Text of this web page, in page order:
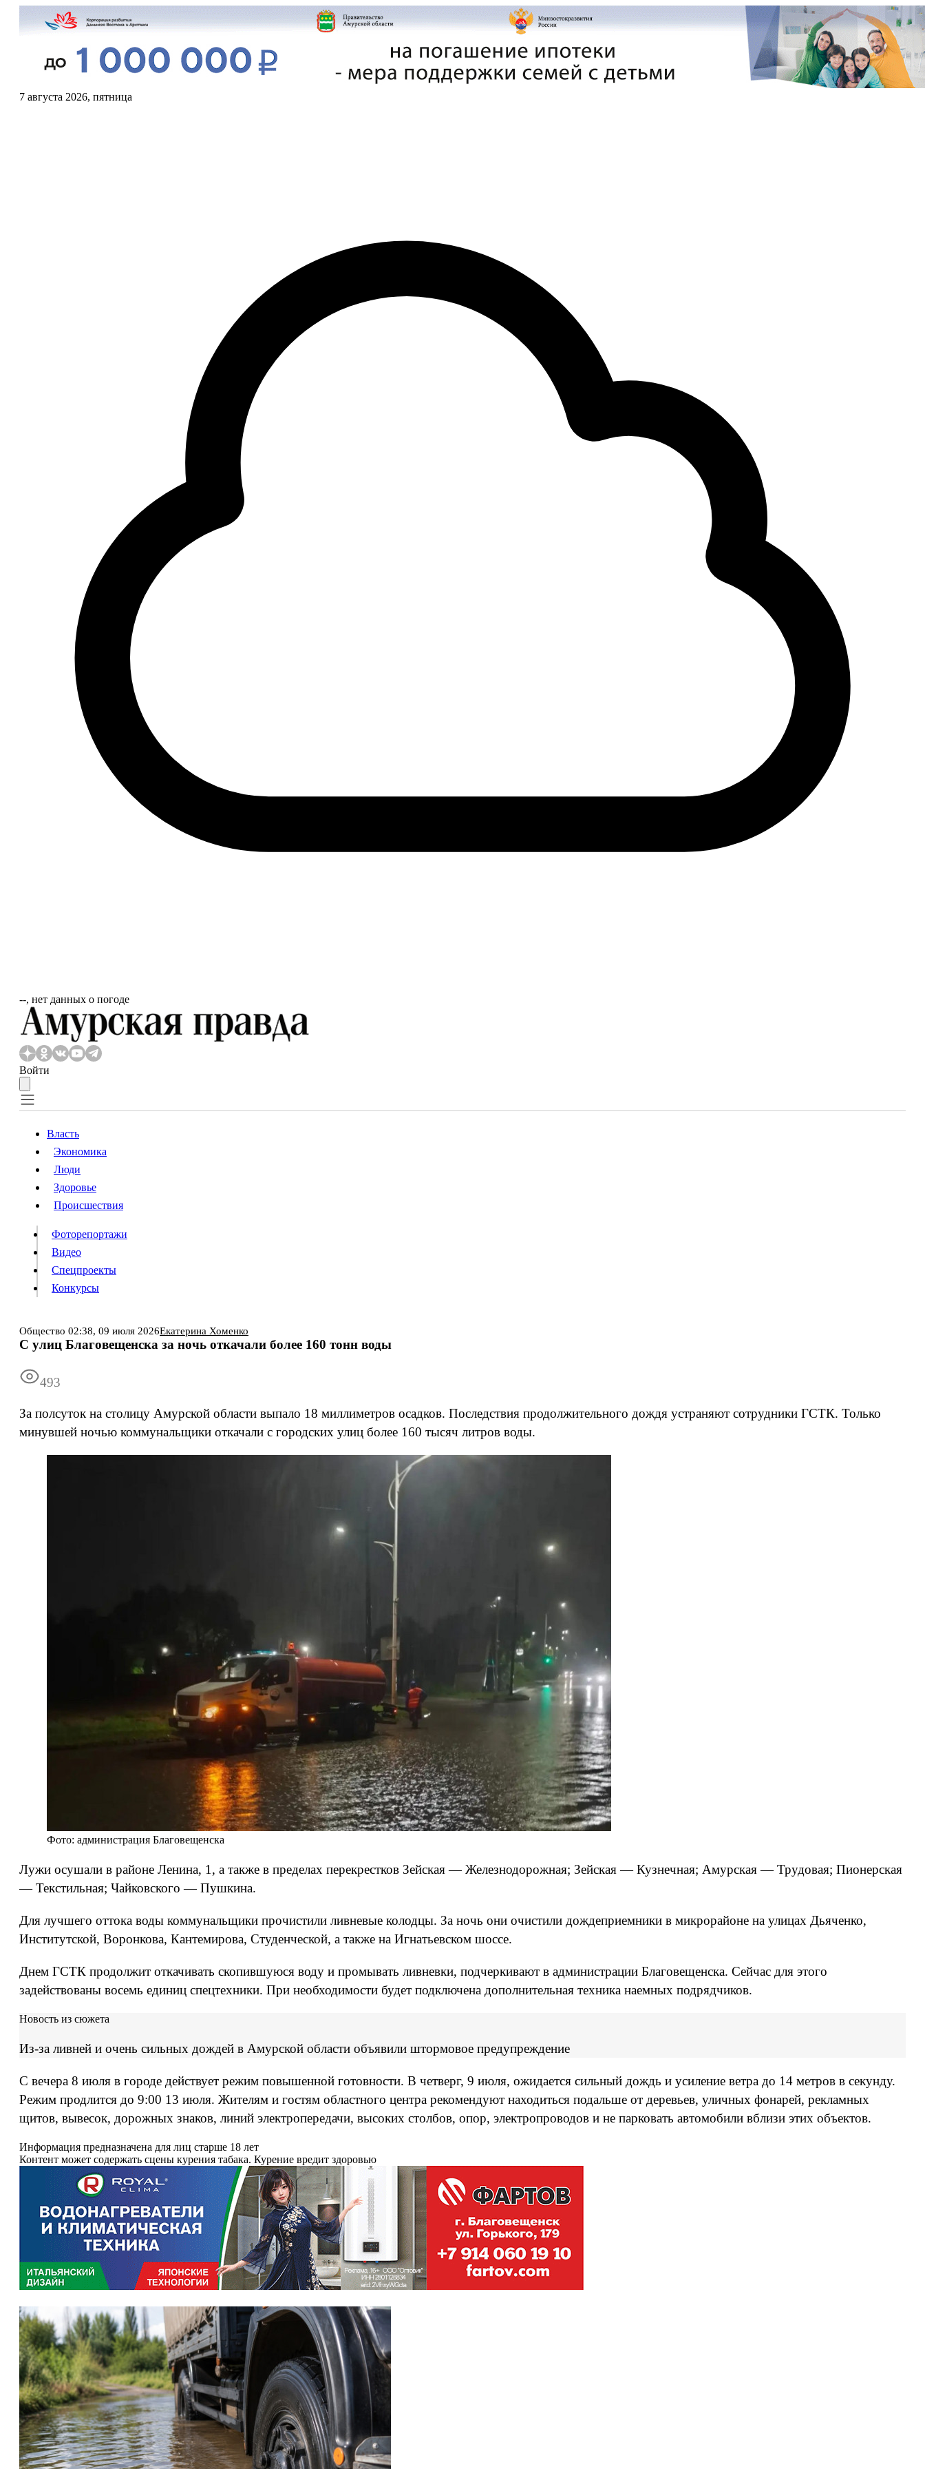
7 августа 2026, пятница
‐‐, нет данных о погоде
Войти
Власть
Происшествия
Видео
Конкурсы
Информация
Власть
Экономика
Люди
Здоровье
Происшествия
Фоторепортажи
Видео
Спецпроекты
Конкурсы
Общество 02:38, 09 июля 2026Екатерина Хоменко
С улиц Благовещенска за ночь откачали более 160 тонн воды
493
За полсуток на столицу Амурской области выпало 18 миллиметров осадков. Последствия продолжительного дождя устраняют сотрудники ГСТК. Только
минувшей ночью коммунальщики откачали с городских улиц более 160 тысяч литров воды.
Фото: администрация Благовещенска
Лужи осушали в районе Ленина, 1, а также в пределах перекрестков Зейская — Железнодорожная; Зейская — Кузнечная; Амурская — Трудовая; Пионерская
— Текстильная; Чайковского — Пушкина.
Для лучшего оттока воды коммунальщики прочистили ливневые колодцы. За ночь они очистили дождеприемники в микрорайоне на улицах Дьяченко,
Институтской, Воронкова, Кантемирова, Студенческой, а также на Игнатьевском шоссе.
Днем ГСТК продолжит откачивать скопившуюся воду и промывать ливневки, подчеркивают в администрации Благовещенска. Сейчас для этого
задействованы восемь единиц спецтехники. При необходимости будет подключена дополнительная техника наемных подрядчиков.
Новость из сюжета
Из-за ливней и очень сильных дождей в Амурской области объявили штормовое предупреждение
С вечера 8 июля в городе действует режим повышенной готовности. В четверг, 9 июля, ожидается сильный дождь и усиление ветра до 14 метров в секунду.
Режим продлится до 9:00 13 июля. Жителям и гостям областного центра рекомендуют находиться подальше от деревьев, уличных фонарей, рекламных
щитов, вывесок, дорожных знаков, линий электропередачи, высоких столбов, опор, электропроводов и не парковать автомобили вблизи этих объектов.
Информация предназначена для лиц старше 18 лет
Контент может содержать сцены курения табака. Курение вредит здоровью